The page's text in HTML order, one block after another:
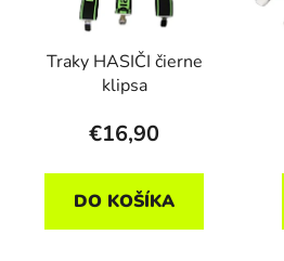
Traky HASIČI čierne
klipsa
€16,90
DO KOŠÍKA